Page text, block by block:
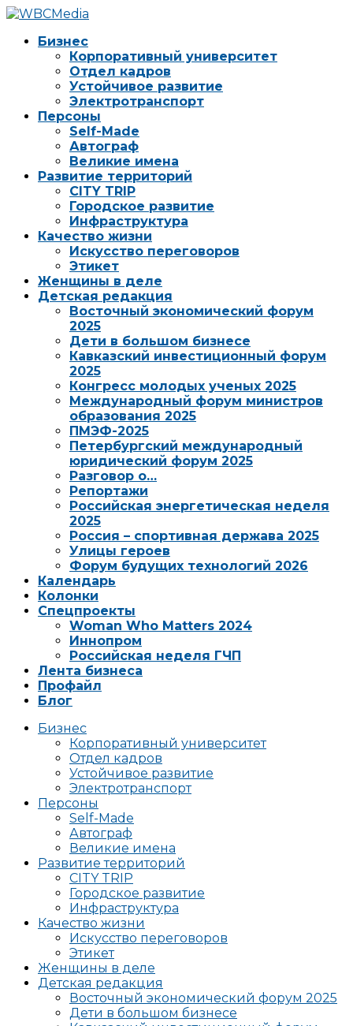
Бизнес
Корпоративный университет
Отдел кадров
Устойчивое развитие
Электротранспорт
Персоны
Self-Made
Автограф
Великие имена
Развитие территорий
CITY TRIP
Городское развитие
Инфраструктура
Качество жизни
Искусство переговоров
Этикет
Женщины в деле
Детская редакция
Восточный экономический форум
2025
Дети в большом бизнесе
Кавказский инвестиционный форум
2025
Конгресс молодых ученых 2025
Международный форум министров
образования 2025
ПМЭФ-2025
Петербургский международный
юридический форум 2025
Разговор о…
Репортажи
Российская энергетическая неделя
2025
Россия – спортивная держава 2025
Улицы героев
Форум будущих технологий 2026
Календарь
Колонки
Спецпроекты
Woman Who Matters 2024
Иннопром
Российская неделя ГЧП
Лента бизнеса
Профайл
Блог
Бизнес
Корпоративный университет
Отдел кадров
Устойчивое развитие
Электротранспорт
Персоны
Self-Made
Автограф
Великие имена
Развитие территорий
CITY TRIP
Городское развитие
Инфраструктура
Качество жизни
Искусство переговоров
Этикет
Женщины в деле
Детская редакция
Восточный экономический форум 2025
Дети в большом бизнесе